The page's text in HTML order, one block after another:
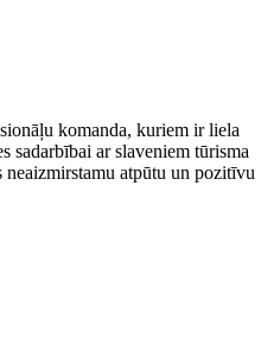
komanda, kuriem ir liela
sadarbībai ar slaveniem tūrisma
atpūtu un pozitīvu